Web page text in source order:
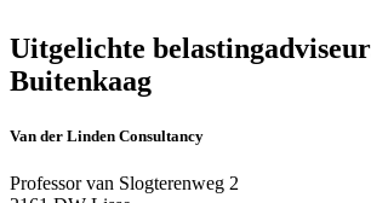
Uitgelichte
Buitenkaag
Van der Linden Consultancy
Professor van Slogterenweg 2